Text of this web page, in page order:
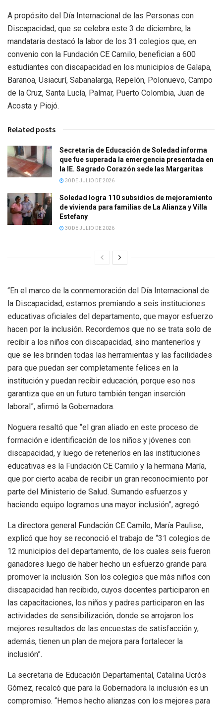
A propósito del Día Internacional de las Personas con
Discapacidad, que se celebra este 3 de diciembre, la
mandataria destacó la labor de los 31 colegios que, en
convenio con la Fundación CE Camilo, benefician a 600
estudiantes con discapacidad en los municipios de Galapa,
Baranoa, Usiacurí, Sabanalarga, Repelón, Polonuevo, Campo
de la Cruz, Santa Lucía, Palmar, Puerto Colombia, Juan de
Acosta y Piojó.
Related posts
Secretaría de Educación de Soledad informa
que fue superada la emergencia presentada en
la IE. Sagrado Corazón sede las Margaritas
30 DE JULIO DE 2026
Soledad logra 110 subsidios de mejoramiento
de vivienda para familias de La Alianza y Villa
Estefany
30 DE JULIO DE 2026
“En el marco de la conmemoración del Día Internacional de
la Discapacidad, estamos premiando a seis instituciones
educativas oficiales del departamento, que mayor esfuerzo
hacen por la inclusión. Recordemos que no se trata solo de
recibir a los niños con discapacidad, sino mantenerlos y
que se les brinden todas las herramientas y las facilidades
para que puedan ser completamente felices en la
institución y puedan recibir educación, porque eso nos
garantiza que en un futuro también tengan inserción
laboral”, afirmó la Gobernadora.
Noguera resaltó que “el gran aliado en este proceso de
formación e identificación de los niños y jóvenes con
discapacidad, y luego de retenerlos en las instituciones
educativas es la Fundación CE Camilo y la hermana María,
que por cierto acaba de recibir un gran reconocimiento por
parte del Ministerio de Salud. Sumando esfuerzos y
haciendo equipo logramos una mayor inclusión”, agregó.
La directora general Fundación CE Camilo, María Paulise,
explicó que hoy se reconoció el trabajo de “31 colegios de
12 municipios del departamento, de los cuales seis fueron
ganadores luego de haber hecho un esfuerzo grande para
promover la inclusión. Son los colegios que más niños con
discapacidad han recibido, cuyos docentes participaron en
las capacitaciones, los niños y padres participaron en las
actividades de sensibilización, donde se arrojaron los
mejores resultados de las encuestas de satisfacción y,
además, tienen un plan de mejora para fortalecer la
inclusión”.
La secretaria de Educación Departamental, Catalina Ucrós
Gómez, recalcó que para la Gobernadora la inclusión es un
compromiso. “Hemos hecho alianzas con los mejores para